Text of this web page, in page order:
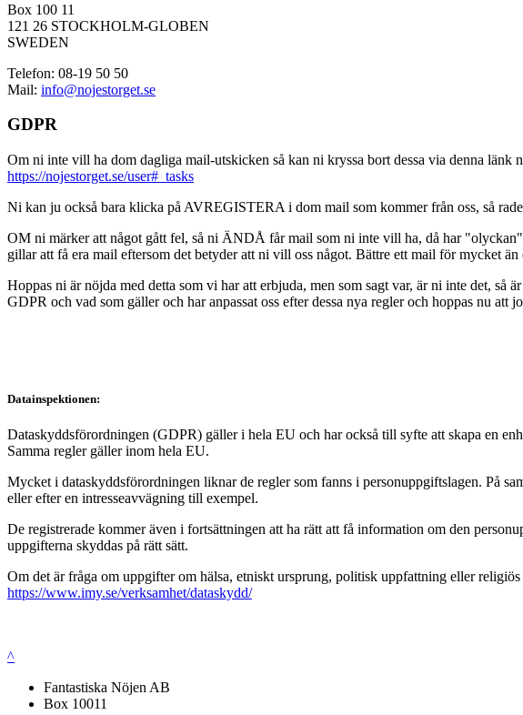
Box 100 11
121 26 STOCKHOLM-GLOBEN
SWEDEN
Telefon: 08-19 50 50
Mail: info@nojestorget.se
GDPR
Om ni inte vill ha dom dagliga mail-utskicken så kan ni kryssa bort dessa via denna länk
https://nojestorget.se/user#_tasks
Ni kan ju också bara klicka på AVREGISTERA i dom mail som kommer från oss, så
OM ni märker att något gått fel, så ni ÄNDÅ får mail som ni inte vill ha, då har
gillar att få era mail eftersom det betyder att ni vill oss något. Bättre ett mail för mycket
Hoppas ni är nöjda med detta som vi har att erbjuda, men som sagt var, är ni inte det,
GDPR och vad som gäller och har anpassat oss efter dessa nya regler och hoppas nu
Datainspektionen:
Dataskyddsförordningen (GDPR) gäller i hela EU och har också till syfte att skapa en
Samma regler gäller inom hela EU.
Mycket i dataskyddsförordningen liknar de regler som fanns i personuppgiftslagen. På
eller efter en intresseavvägning till exempel.
De registrerade kommer även i fortsättningen att ha rätt att få information om den
uppgifterna skyddas på rätt sätt.
Om det är fråga om uppgifter om hälsa, etniskt ursprung, politisk uppfattning eller
https://www.imy.se/verksamhet/dataskydd/
^
Fantastiska Nöjen AB
Box 10011